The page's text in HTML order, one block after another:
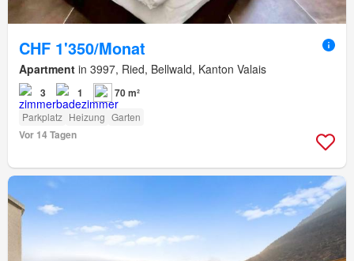
CHF 1'350/Monat
Apartment in 3997, Ried, Bellwald, Kanton Valais
3 1 70 m²
Parkplatz Heizung Garten
Vor 14 Tagen